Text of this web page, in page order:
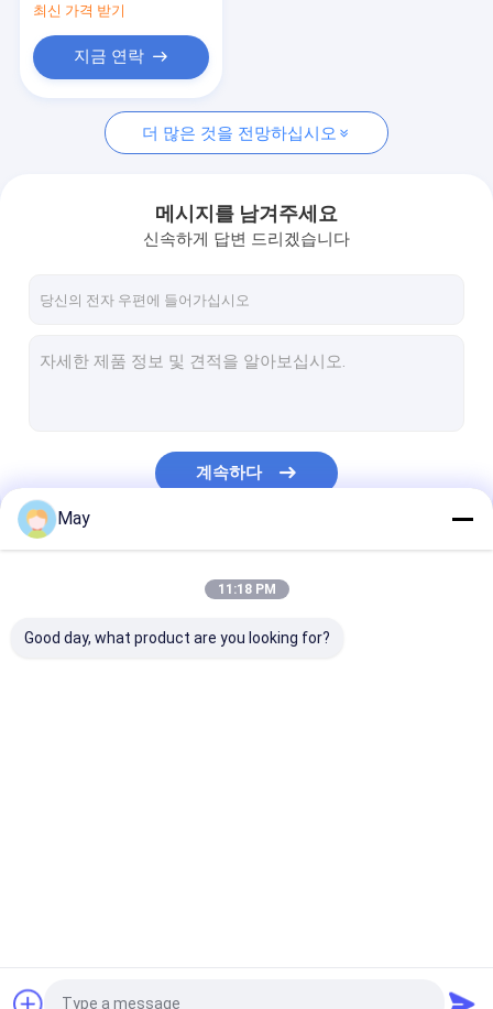
DALI2.0 Dimmable LED 운전사
DALI 디 밍이는 운전사를 지도했습니다
트라이액 디 밍이 지도된 운전사
최신 가격 받기
지금 연락
더 많은 것을 전망하십시오
메시지를 남겨주세요
신속하게 답변 드리겠습니다
계속하다
May
11:18 PM
Good day, what product are you looking for?